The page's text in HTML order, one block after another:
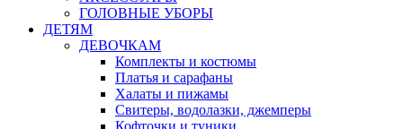
ГОЛОВНЫЕ УБОРЫ
ДЕТЯМ
ДЕВОЧКАМ
Комплекты и костюмы
Платья и сарафаны
Халаты и пижамы
Свитеры, водолазки, джемперы
Кофточки и туники